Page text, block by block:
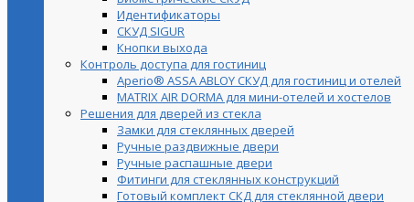
Идентификаторы
СКУД SIGUR
Кнопки выхода
Контроль доступа для гостиниц
Aperio® ASSA ABLOY СКУД для гостиниц и отелей
MATRIX AIR DORMA для мини-отелей и хостелов
Решения для дверей из стекла
Замки для стеклянных дверей
Ручные раздвижные двери
Ручные распашные двери
Фитинги для стеклянных конструкций
Готовый комплект СКД для стеклянной двери